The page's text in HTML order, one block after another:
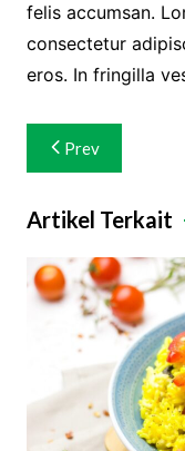
felis accumsan.
consectetur
eros. In fringilla
Navigasi
pos
Prev
Artikel Terkait